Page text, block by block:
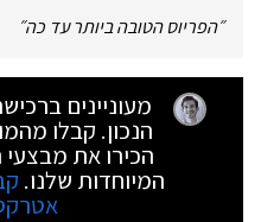
״הפריוס הטובה ביותר עד כה״
מעוניינים
הנכון. קבלו
הכירו את
המיוחדות שלנו.